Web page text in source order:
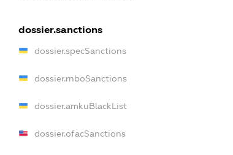
dossier.sanctions
dossier.specSanctions
dossier.rnboSanctions
dossier.amkuBlackList
dossier.ofacSanctions